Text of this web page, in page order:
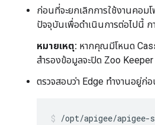
ก่อนที่จะยกเลิกการใช้งานคอม
ปัจจุบันเพื่อดำเนินการต่อไปนี้
หมายเหตุ: หากคุณมีโหนด
สำรองข้อมูลจะปิด Zoo Keeper
ตรวจสอบว่า Edge ทำงานอยู่ก่
/opt/apigee/